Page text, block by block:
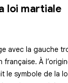
loi martiale
avec la gauche
française. À
le symbole de la